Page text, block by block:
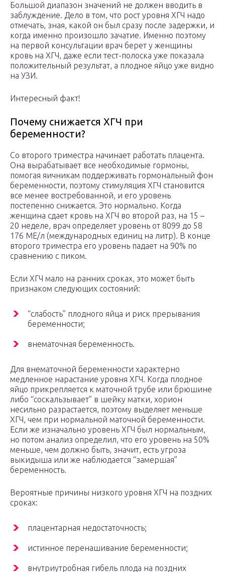
Большой диапазон значений не должен вводить в
заблуждение. Дело в том, что рост уровня ХГЧ надо
отмечать, зная, какой он был сразу после задержки, и
когда именно произошло зачатие. Именно поэтому
на первой консультации врач берет у женщины
кровь на ХГЧ, даже если тест-полоска уже показала
положительный результат, а плодное яйцо уже видно
на УЗИ.
Интересный факт!
Почему снижается ХГЧ при
беременности?
Со второго триместра начинает работать плацента.
Она вырабатывает все необходимые гормоны,
помогая яичникам поддерживать гормональный фон
беременности, поэтому стимуляция ХГЧ становится
все менее востребованной, и его уровень
постепенно снижается. Это нормально. Когда
женщина сдает кровь на ХГЧ во второй раз, на 15 –
20 неделе, врач определяет уровень от 8099 до 58
176 МЕ/л (международных единиц на литр). В конце
второго триместра его уровень падает на 90% по
сравнению с пиком.
Если ХГЧ мало на ранних сроках, это может быть
признаком следующих состояний:
“слабость” плодного яйца и риск прерывания
беременности;
внематочная беременность.
Для внематочной беременности характерно
медленное нарастание уровня ХГЧ. Когда плодное
яйцо прикрепляется к маточной трубе или брюшине
либо “соскальзывает” в шейку матки, хорион
несильно разрастается, поэтому выделяет меньше
ХГЧ, чем при нормальной маточной беременности.
Если же изначально уровень ХГЧ был нормальным,
но потом анализ определил, что его уровень на 50%
меньше, чем должно быть, значит, есть угроза
выкидыша или же наблюдается “замершая”
беременность.
Вероятные причины низкого уровня ХГЧ на поздних
сроках:
плацентарная недостаточность;
истинное перенашивание беременности;
внутриутробная гибель плода на поздних